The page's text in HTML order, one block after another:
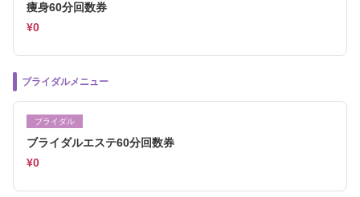
痩身60分回数券
¥0
ブライダルメニュー
ブライダル
ブライダルエステ60分回数券
¥0